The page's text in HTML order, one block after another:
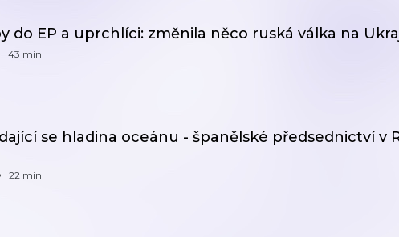
do EP a uprchlíci: změnila něco ruská válka na
43 min
se hladina oceánu - španělské předsednictví v
22 min